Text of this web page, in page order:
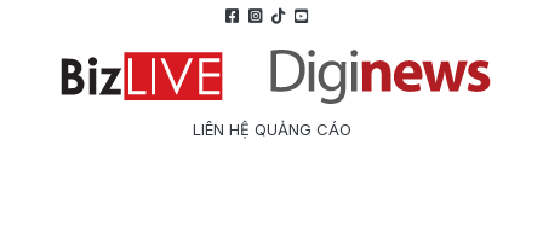
LIÊN HỆ QUẢNG CÁO